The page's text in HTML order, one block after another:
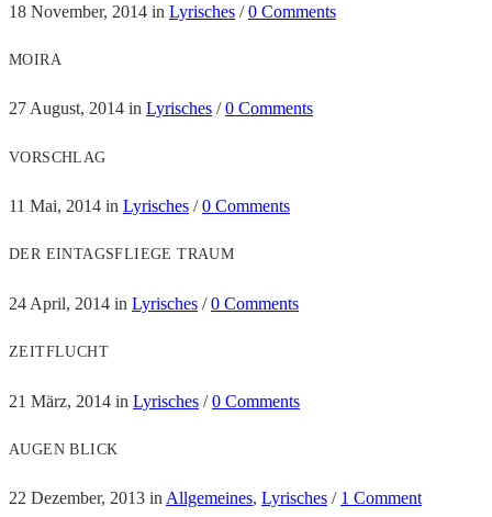
18 November, 2014 in Lyrisches /0 Comments
MOIRA
27 August, 2014 in Lyrisches /0 Comments
VORSCHLAG
11 Mai, 2014 in Lyrisches /0 Comments
DER EINTAGSFLIEGE TRAUM
24 April, 2014 in Lyrisches /0 Comments
ZEITFLUCHT
21 März, 2014 in Lyrisches /0 Comments
AUGEN BLICK
22 Dezember, 2013 in Allgemeines, Lyrisches / 1 Comment